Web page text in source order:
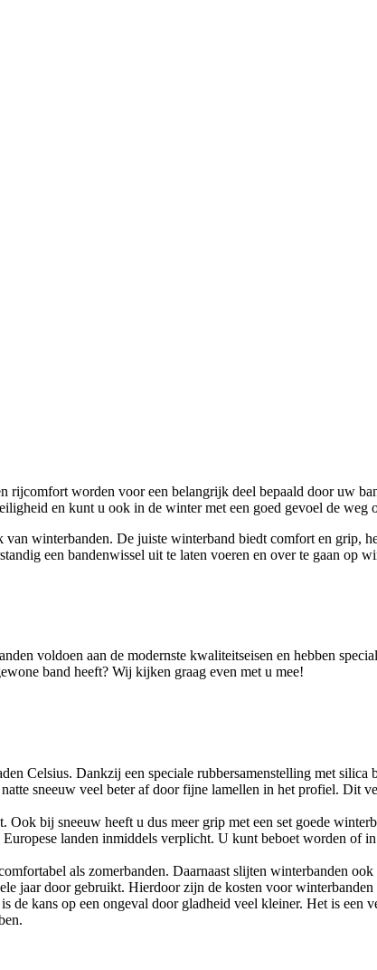
worden voor een belangrijk deel bepaald door uw
en kunt u ook in de winter met een goed gevoel de weg
winterbanden. De juiste winterband biedt comfort en grip,
een bandenwissel uit te laten voeren en over te gaan op
voldoen aan de modernste kwaliteitseisen en hebben
band heeft? Wij kijken graag even met u mee!
Celsius. Dankzij een speciale rubbersamenstelling met
sneeuw veel beter af door fijne lamellen in het profiel. Dit
bij sneeuw heeft u dus meer grip met een set goede
landen inmiddels verplicht. U kunt beboet worden of
als zomerbanden. Daarnaast slijten winterbanden
jaar door gebruikt. Hierdoor zijn de kosten voor
de kans op een ongeval door gladheid veel kleiner. Het is